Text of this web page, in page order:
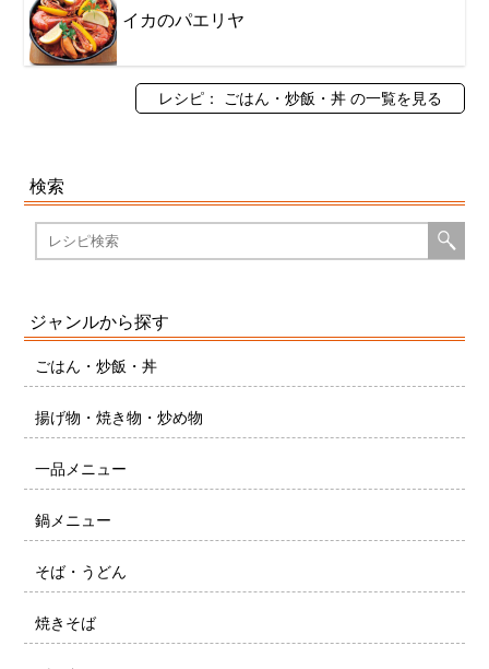
イカのパエリヤ
レシピ： ごはん・炒飯・丼 の一覧を見る
検索
ジャンルから探す
ごはん・炒飯・丼
揚げ物・焼き物・炒め物
一品メニュー
鍋メニュー
そば・うどん
焼きそば